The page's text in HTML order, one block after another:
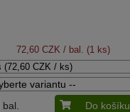
72,60 CZK / bal. (1 ks)
bal. Do košíku